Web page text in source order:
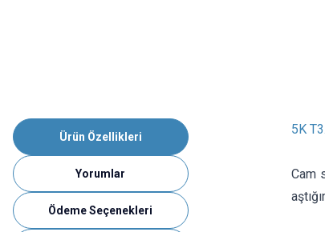
Ürün Özellikleri
Yorumlar
Ödeme Seçenekleri
5K
Cam